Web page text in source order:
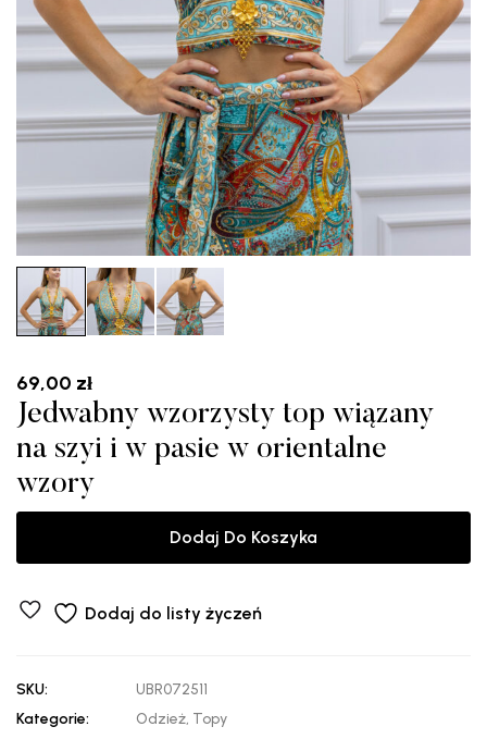
69,00 zł
Jedwabny wzorzysty top wiązany
na szyi i w pasie w orientalne
wzory
Dodaj Do Koszyka
Dodaj do listy życzeń
SKU:
UBR072511
Kategorie:
Odzież, Topy